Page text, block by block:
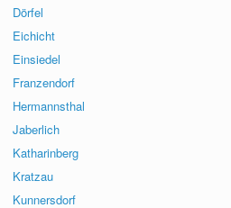
Dörfel
Eichicht
Einsiedel
Franzendorf
Hermannsthal
Jaberlich
Katharinberg
Kratzau
Kunnersdorf